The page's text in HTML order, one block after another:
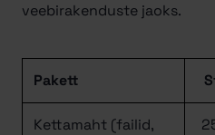
veebirakenduste jaoks.
Pakett
Kettamaht (failid,